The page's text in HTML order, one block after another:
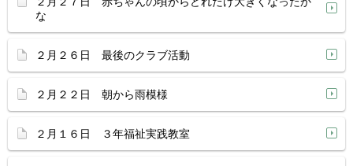
な
２月２６日 最後のクラブ活動
２月２２日 朝から雨模様
２月１６日 ３年福祉実践教室